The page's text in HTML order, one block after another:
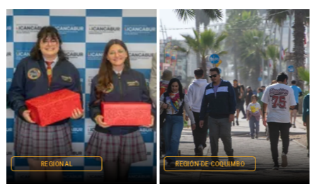
REGIONAL REGIÓN DE COQUIMBO